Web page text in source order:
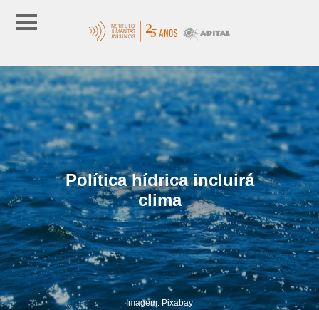
Política hídrica incluirá
clima
Imagem: Pixabay